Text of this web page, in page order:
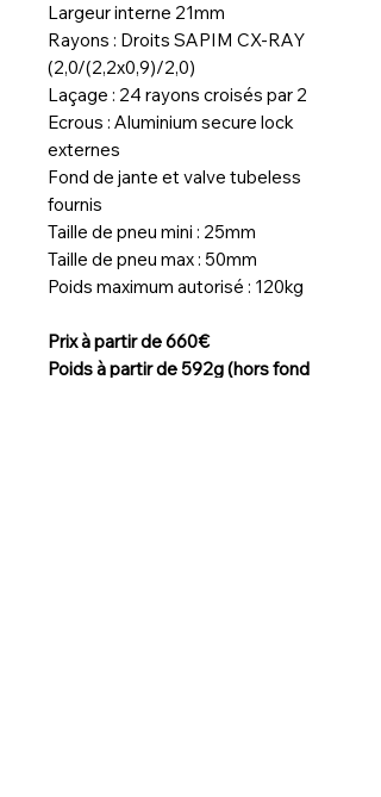
Largeur interne 21mm
Rayons : Droits SAPIM CX-RAY
(2,0/(2,2x0,9)/2,0)
Laçage : 24 rayons croisés par 2
Ecrous : Aluminium secure lock
externes
Fond de jante et valve tubeless
fournis
Taille de pneu mini : 25mm
Taille de pneu max : 50mm
Poids maximum autorisé : 120kg
Prix à partir de 660€
Poids à partir de 592g (hors fond